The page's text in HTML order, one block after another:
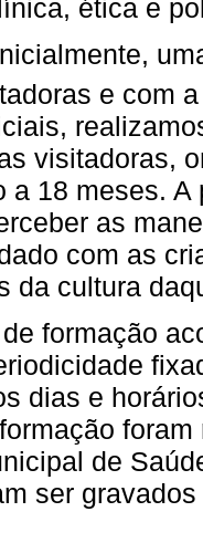
ética e
e com
visitadoras,
a 18 meses.
as
com as
da cultura
formação
dias e
de
ser